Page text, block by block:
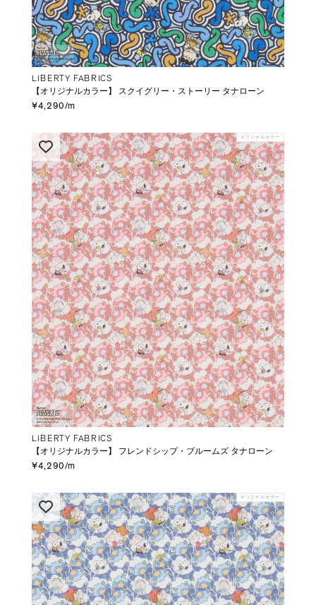
LIBERTY FABRICS
【オリジナルカラー】 スクイグリー・ストーリー タナローン
¥4,290/m
オリジナルカラー
LIBERTY FABRICS
【オリジナルカラー】 フレンドシップ・ブルームズ タナローン
¥4,290/m
オリジナルカラー